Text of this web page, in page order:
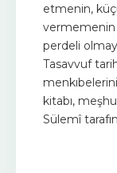
etmenin,
vermemenin
perdeli
Tasavvuf
kitabı,
Sülemî